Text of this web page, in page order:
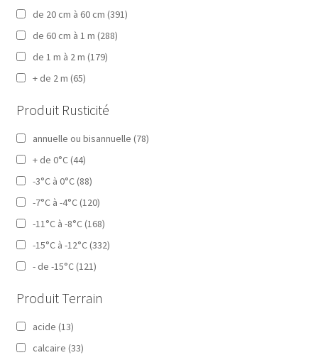
de 20 cm à 60 cm (391)
de 60 cm à 1 m (288)
de 1 m à 2 m (179)
+ de 2 m (65)
Produit Rusticité
annuelle ou bisannuelle (78)
+ de 0°C (44)
-3°C à 0°C (88)
-7°C à -4°C (120)
-11°C à -8°C (168)
-15°C à -12°C (332)
- de -15°C (121)
Produit Terrain
acide (13)
calcaire (33)